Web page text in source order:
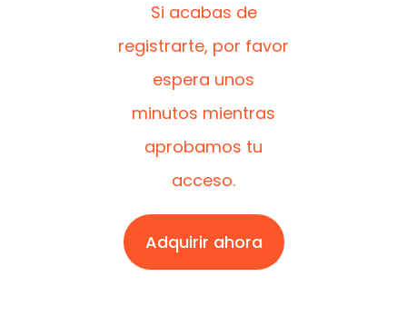
Si acabas de
registrarte, por favor
espera unos
minutos mientras
aprobamos tu
acceso.
Adquirir ahora